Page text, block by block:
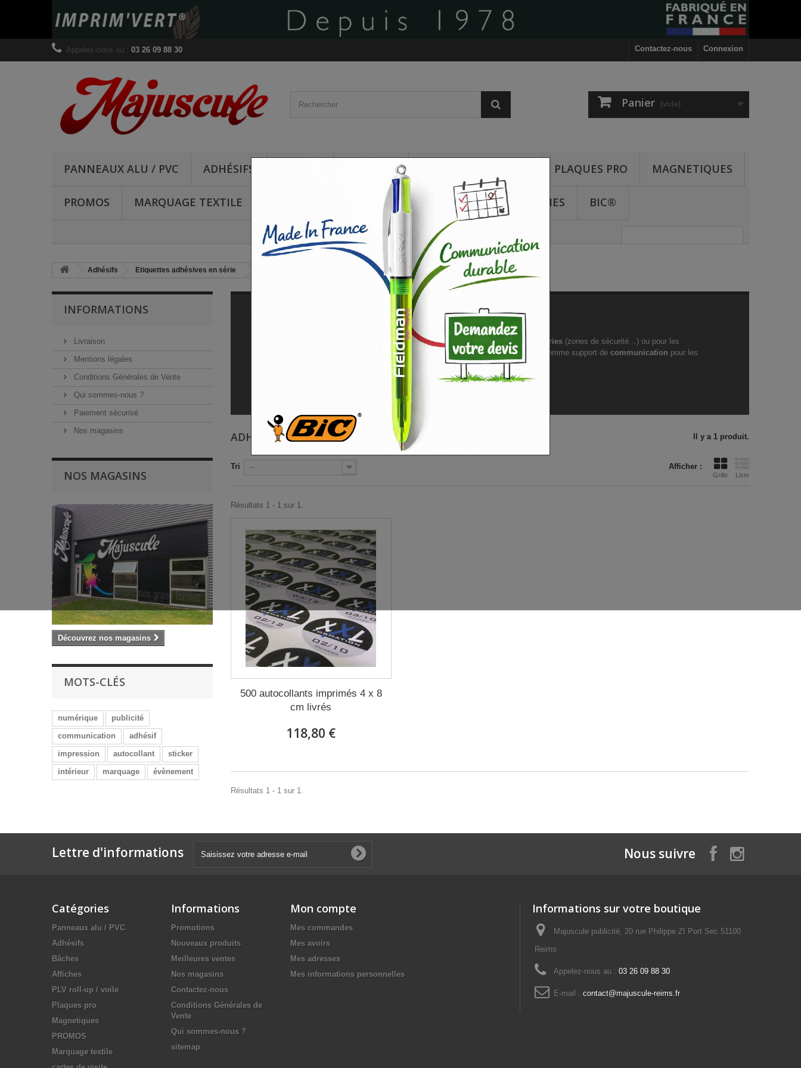
Connexion
Contactez-nous
Appelez-nous au : 03 26 09 88 30
Panier (vide)
PANNEAUX ALU / PVC ADHÉSIFS AFFICHES PLAQUES PRO MAGNETIQUES
PROMOS MARQUAGE TEXTILE FLYERS / DÉPLIANTS GOODIES BIC®
Adhésifs Etiquettes adhésives en série
INFORMATIONS
Livraison
Mentions légales
Conditions Générales de Vente
Qui sommes-nous ?
Paiement sécurisé
Nos magasins
NOS MAGASINS
Découvrez nos magasins
MOTS-CLÉS
numérique
publicité
communication
adhésif
impression
autocollant
sticker
intérieur
marquage évènement
adhésif 8 x 4 cm en série
petit format peuvent être utilisés comme marquage dans les industries (zones de sécurité…) ou pour les
(marquage des appareils dechauffage climatisation, alarmesetc...), comme support de communication pour les
collectivités
locales...
ADHÉSIF 8 X 4 CM EN SÉRIE Il y a 1 produit.
Afficher :
Grille Liste
Tri --
Résultats 1 - 1 sur 1.
500 autocollants imprimés 4 x 8
cm livrés
118,80 €
Résultats 1 - 1 sur 1.
Lettre d'informations Nous suivre
Catégories
Panneaux alu / PVC
Adhésifs
Bâches
Affiches
PLV roll-up / voile
Plaques pro
Magnetiques
PROMOS
Marquage textile
Informations
Promotions
Nouveaux produits
Meilleures ventes
Nos magasins
Contactez-nous
Conditions Générales de
Vente
Qui sommes-nous ?
sitemap
Mon compte
Mes commandes
Mes avoirs
Mes adresses
Mes informations personnelles
Informations sur votre boutique
Majuscule publicité, 20 rue Philippe ZI Port Sec 51100
Reims
Appelez-nous au : 03 26 09 88 30
E-mail : contact@majuscule-reims.fr